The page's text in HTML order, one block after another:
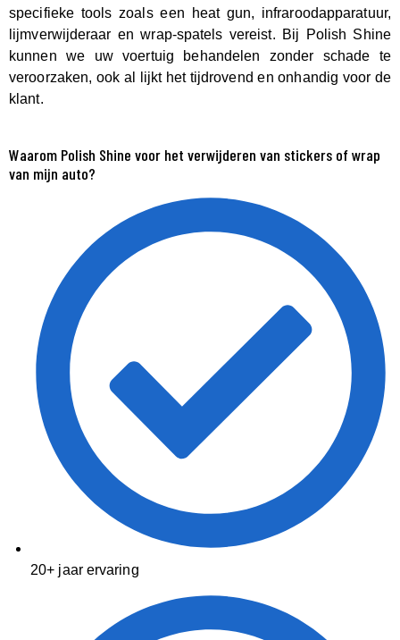
specifieke tools zoals een heat gun, infraroodapparatuur,
lijmverwijderaar en wrap-spatels vereist. Bij Polish Shine
kunnen we uw voertuig behandelen zonder schade te
veroorzaken, ook al lijkt het tijdrovend en onhandig voor de
klant.
Waarom Polish Shine voor het verwijderen van stickers of wrap
van mijn auto?
20+ jaar ervaring